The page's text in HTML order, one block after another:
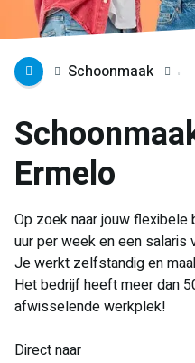
Schoonmaak
Ermelo
Op zoek naar jouw flexibele
uur per week en een salaris
Je werkt zelfstandig en
Het bedrijf heeft meer dan
afwisselende werkplek!
Direct naar